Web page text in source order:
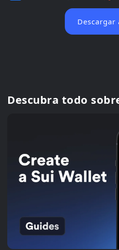
Descargar
Descubra todo